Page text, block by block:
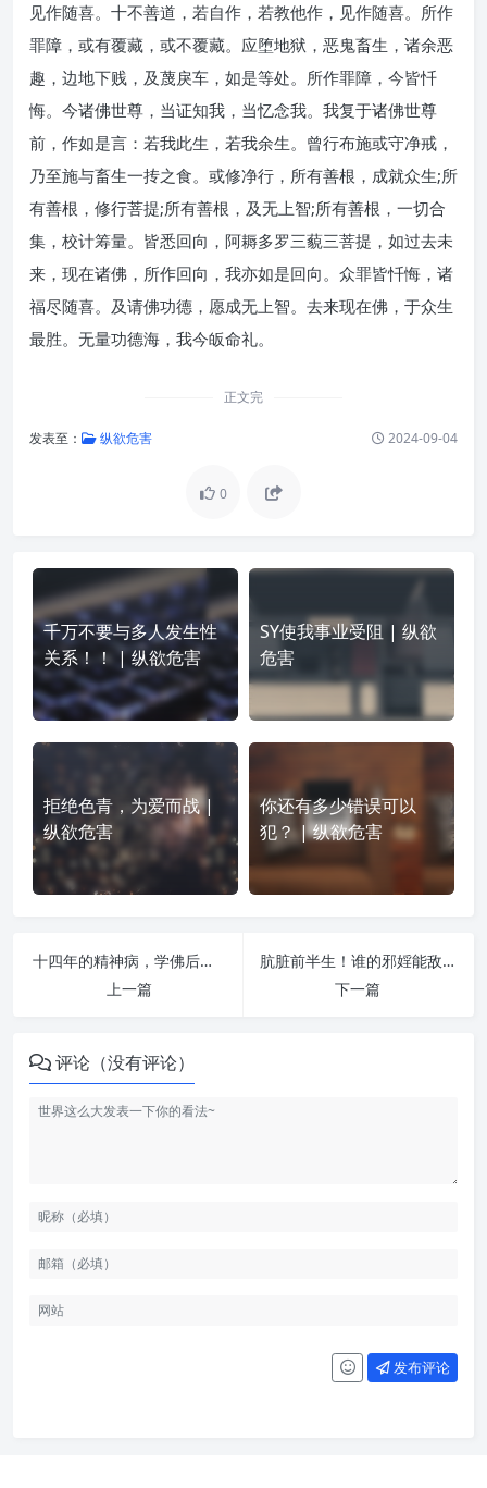
见作随喜。十不善道，若自作，若教他作，见作随喜。所作
罪障，或有覆藏，或不覆藏。应堕地狱，恶鬼畜生，诸余恶
趣，边地下贱，及蔑戾车，如是等处。所作罪障，今皆忏
悔。今诸佛世尊，当证知我，当忆念我。我复于诸佛世尊
前，作如是言：若我此生，若我余生。曾行布施或守净戒，
乃至施与畜生一抟之食。或修净行，所有善根，成就众生;所
有善根，修行菩提;所有善根，及无上智;所有善根，一切合
集，校计筹量。皆悉回向，阿耨多罗三藐三菩提，如过去未
来，现在诸佛，所作回向，我亦如是回向。众罪皆忏悔，诸
福尽随喜。及请佛功德，愿成无上智。去来现在佛，于众生
最胜。无量功德海，我今皈命礼。
正文完
发表至： 纵欲危害 2024-09-04
0
千万不要与多人发生性
关系！！ | 纵欲危害
SY使我事业受阻 | 纵欲
危害
拒绝色青，为爱而战 |
纵欲危害
你还有多少错误可以
犯？ | 纵欲危害
十四年的精神病，学佛后才知道是邪婬造成的 | 纵欲危害
上一篇
肮脏前半生！谁的邪婬能敌过我？如果我能戒，你还找借口吗？ | 纵欲危害
下一篇
评论（没有评论）
发布评论